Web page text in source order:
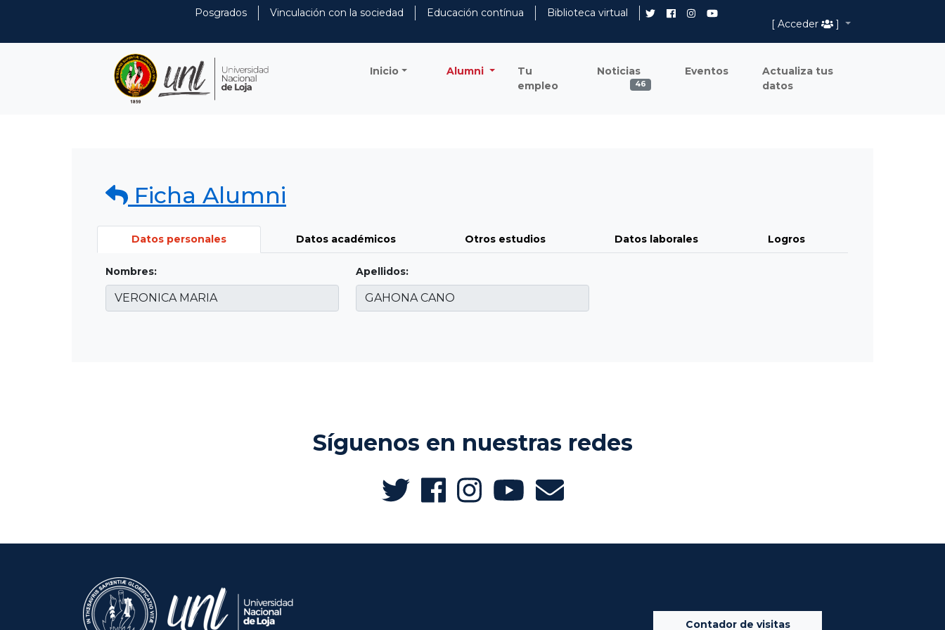
Posgrados Vinculación con la sociedad Educación contínua
Biblioteca virtual
[ Acceder
]
Inicio Alumni
Tu
empleo
Noticias
46
Eventos
Actualiza tus
datos
Ficha Alumni
Datos personales Datos académicos Otros estudios Datos laborales Logros
Nombres: Apellidos:
Síguenos en nuestras redes
Contador de visitas